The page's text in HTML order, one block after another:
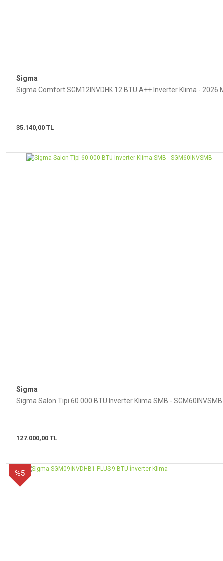
Sigma
Sigma Comfort SGM12INVDHK 12 BTU A++ Inverter Klima - 2026
35.140,00 TL
Sigma
Sigma Salon Tipi 60.000 BTU Inverter Klima SMB - SGM60INVSMB
127.000,00 TL
%5